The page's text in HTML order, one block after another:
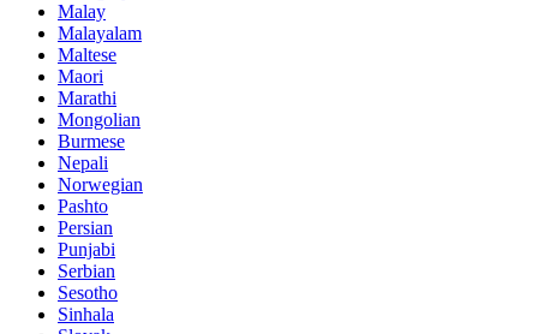
Malay
Malayalam
Maltese
Maori
Marathi
Mongolian
Burmese
Nepali
Norwegian
Pashto
Persian
Punjabi
Serbian
Sesotho
Sinhala